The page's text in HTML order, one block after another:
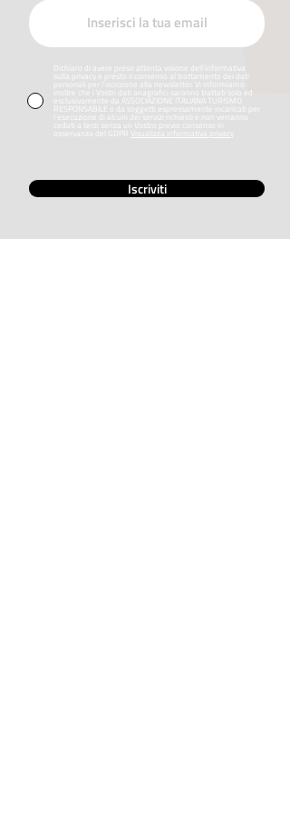
Dichiaro di avere preso attenta visione dell’informativa
sulla privacy e presto il consenso al trattamento dei dati
personali per l’iscrizione alla newsletter. Vi informiamo
inoltre che i Vostri dati anagrafici saranno trattati solo ed
esclusivamente da ASSOCIAZIONE ITALIANA TURISMO
RESPONSABILE o da soggetti espressamente incaricati per
l’esecuzione di alcuni dei servizi richiesti e non verranno
ceduti a terzi senza un Vostro previo consenso in
osservanza del GDPR Visualizza informativa privacy
Iscriviti